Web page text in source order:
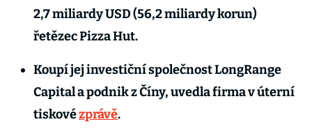
2,7 miliardy USD (56,2 miliardy korun)
řetězec Pizza Hut.
Koupí jej investiční společnost LongRange
Capital a podnik z Číny, uvedla firma v úterní
tiskovézprávě.